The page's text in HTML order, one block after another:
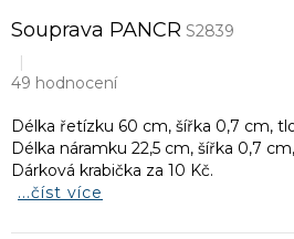
Souprava PANCR S2839
49 hodnocení
Délka řetízku 60 cm, šířka 0,7 cm,
Délka náramku 22,5 cm, šířka 0,7
Dárková krabička za 10 Kč.
...číst více